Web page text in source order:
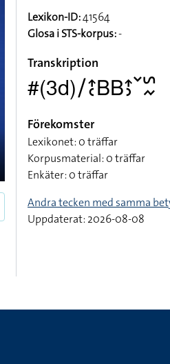
Lexikon-ID:41564
Glosa i STS-korpus:-
Transkription
#(3d)􌥠􌤴􌥗􌤧􌤧􌤴􌤶􌥧􌥲􌦌
Förekomster
Lexikonet: 0 träffar
Korpusmaterial: 0 träffar
Enkäter: 0 träffar
Andra tecken med samma
Uppdaterat: 2026-08-08